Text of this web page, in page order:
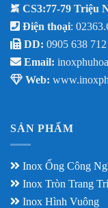
CS3:77-79 Triệu
Điện thoại:
DD: 0905 638
Email:
Web:
SẢN PHẨM
Inox Ống Công
Inox Tròn Trang Trí
Inox Hình Vuông